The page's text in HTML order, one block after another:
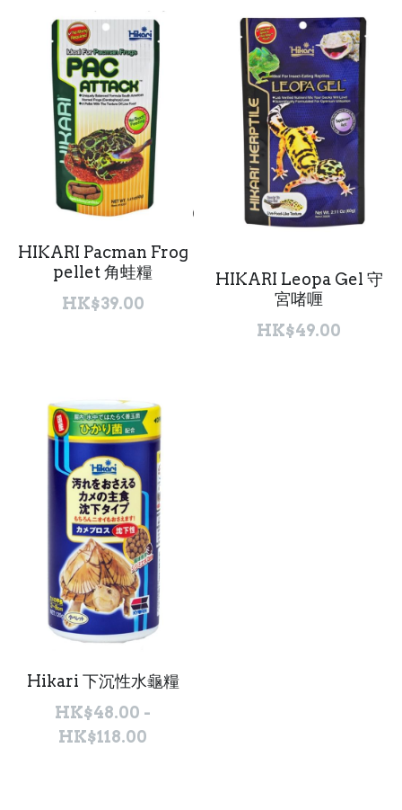
HIKARI Pacman Frog
pellet 角蛙糧
HK$39.00
HIKARI Leopa Gel 守
宮啫喱
HK$49.00
Hikari 下沉性水龜糧
HK$48.00 -
HK$118.00